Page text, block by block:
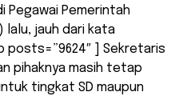
Pegawai Pemerintah
lalu, jauh dari kata
posts=”9624″ ] Sekretaris
pihaknya masih tetap
tingkat SD maupun